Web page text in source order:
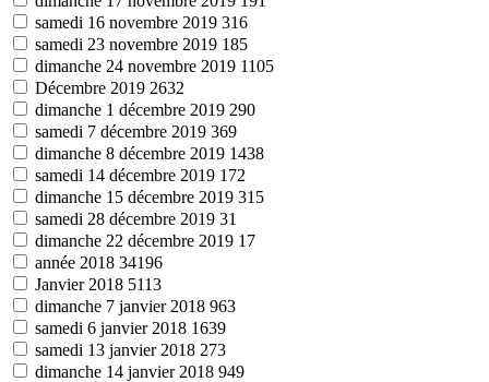
samedi 16 novembre 2019 316
samedi 23 novembre 2019 185
dimanche 24 novembre 2019 1105
Décembre 2019 2632
dimanche 1 décembre 2019 290
samedi 7 décembre 2019 369
dimanche 8 décembre 2019 1438
samedi 14 décembre 2019 172
dimanche 15 décembre 2019 315
samedi 28 décembre 2019 31
dimanche 22 décembre 2019 17
année 2018 34196
Janvier 2018 5113
dimanche 7 janvier 2018 963
samedi 6 janvier 2018 1639
samedi 13 janvier 2018 273
dimanche 14 janvier 2018 949